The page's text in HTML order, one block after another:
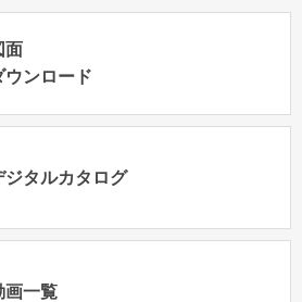
面
ウンロード
ジタルカタログ
画一覧